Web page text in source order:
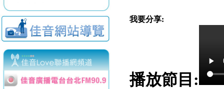
我要分享:
播放節目: